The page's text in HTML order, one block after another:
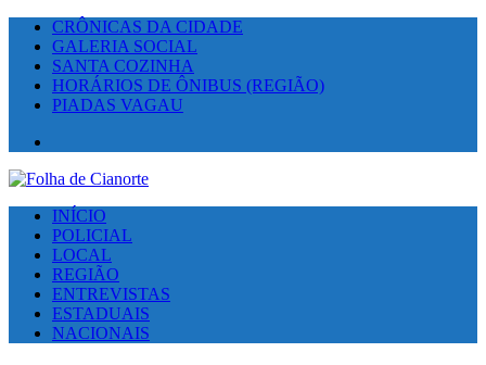
CRÔNICAS DA CIDADE
GALERIA SOCIAL
SANTA COZINHA
HORÁRIOS DE ÔNIBUS (REGIÃO)
PIADAS VAGAU
INÍCIO
POLICIAL
LOCAL
REGIÃO
ENTREVISTAS
ESTADUAIS
NACIONAIS